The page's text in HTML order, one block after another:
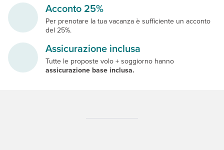
Acconto 25%
Per prenotare la tua vacanza è sufficiente un acconto
del 25%.
Assicurazione inclusa
Tutte le proposte volo + soggiorno hanno
assicurazione base inclusa.